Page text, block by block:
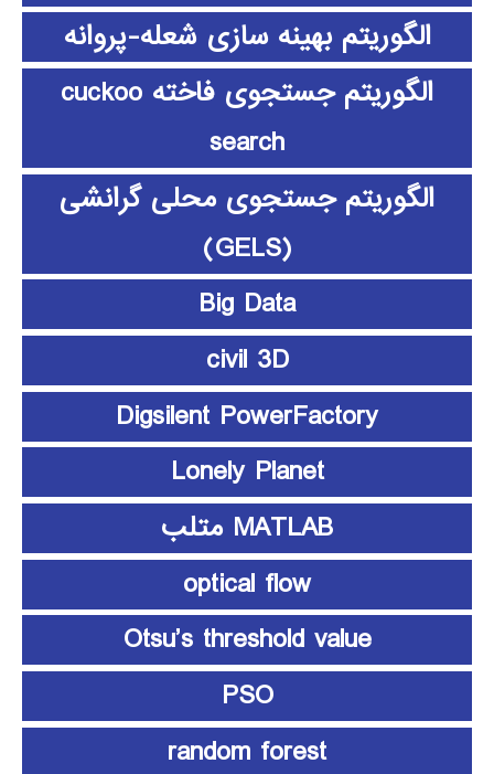
الگوریتم بهینه سازی شعله-پروانه
الگوریتم جستجوی فاخته cuckoo
search
الگوریتم جستجوی محلی گرانشی
(GELS)
Big Data
civil 3D
Digsilent PowerFactory
Lonely Planet
MATLAB متلب
optical flow
Otsu’s threshold value
PSO
random forest